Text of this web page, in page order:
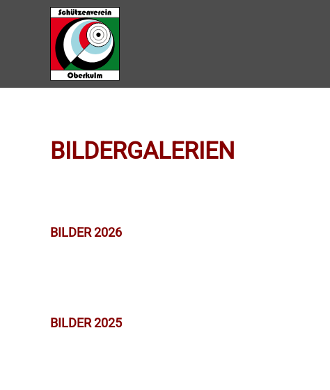
Zum Hauptinhalt springen
BILDERGALERIEN
BILDER 2026
BILDER 2025